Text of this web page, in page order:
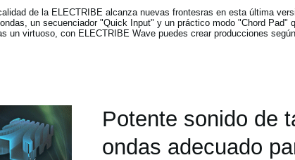
de la ELECTRIBE alcanza nuevas frontesras en esta última
un secuenciador "Quick Input" y un práctico modo "Chord Pad"
un virtuoso, con ELECTRIBE Wave puedes crear producciones
Potente sonido de
ondas adecuado